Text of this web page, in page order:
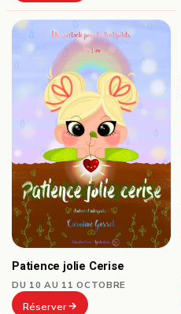
Patience jolie Cerise
DU 10 AU 11 OCTOBRE
Réserver